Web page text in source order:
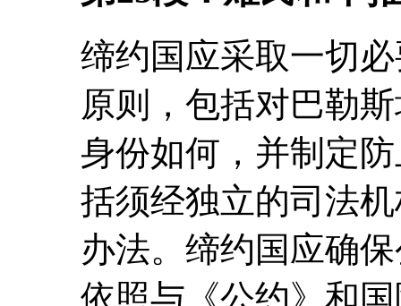
缔约国应采取一切
原则，包括对巴勒
身份如何，并制定
括须经独立的司法
办法。缔约国应确
依照与《公约》和